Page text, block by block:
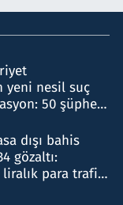
yeni nesil suç
50 şüpheli
dışı bahis
gözaltı:
liralık para trafiği